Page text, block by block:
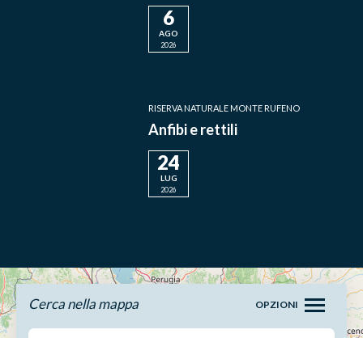
RISERVA NATURALE MONTE RUFENO
Anfibi e rettili
LUG